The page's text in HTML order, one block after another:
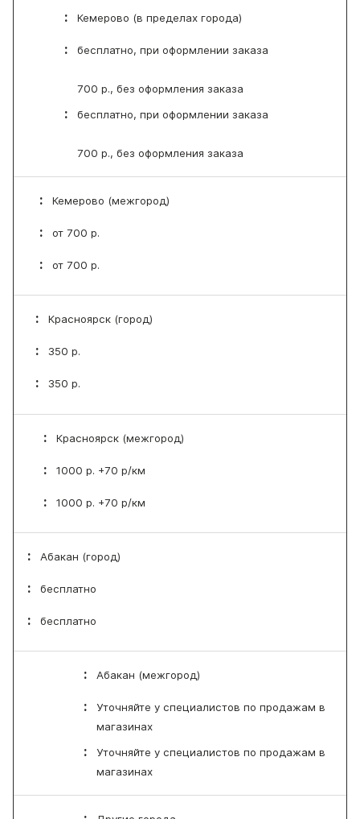
Кемерово (в пределах города)
бесплатно, при оформлении заказа
700 р., без оформления заказа
бесплатно, при оформлении заказа
700 р., без оформления заказа
Кемерово (межгород)
от 700 р.
от 700 р.
Красноярск (город)
350 р.
350 р.
Красноярск (межгород)
1000 р. +70 р/км
1000 р. +70 р/км
Абакан (город)
бесплатно
бесплатно
Абакан (межгород)
Уточняйте у специалистов по продажам в
магазинах
Уточняйте у специалистов по продажам в
магазинах